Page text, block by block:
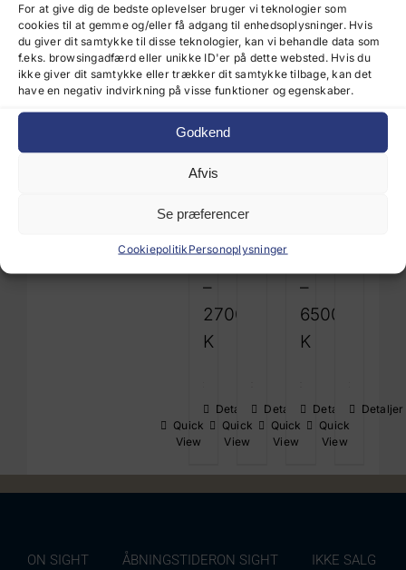
For at give dig de bedste oplevelser bruger vi teknologier som
cookies til at gemme og/eller få adgang til enhedsoplysninger. Hvis
du giver dit samtykke til disse teknologier, kan vi behandle data som
f.eks. browsingadfærd eller unikke ID'er på dette websted. Hvis du
ikke giver dit samtykke eller trækker dit samtykke tilbage, kan det
have en negativ indvirkning på visse funktioner og egenskaber.
Godkend
Afvis
Se præferencer
Cookiepolitik Personoplysninger
48
D
/
Ø
35
mm
(opt.
Ø
mm)
–
2700
K
Detaljer
Quick
View
16
D
/
Ø
mm
Detaljer
Quick
View
56
D
/
Ø
mm
–
6500
K
Detaljer
Quick
View
D
/
Ø
mm
Detaljer
Quick
View
ON SIGHT
ÅBNINGSTIDERON SIGHT
IKKE SALG